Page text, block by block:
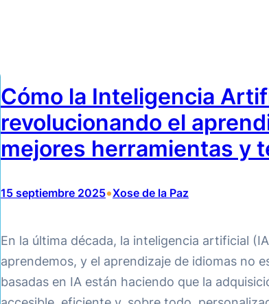
Cómo la Inteligencia
revolucionando el
mejores herramientas y
15 septiembre 2025•Xose de la Paz
En la última década, la inteligencia artificial
aprendemos, y el aprendizaje de idiomas no
basadas en IA están haciendo que la